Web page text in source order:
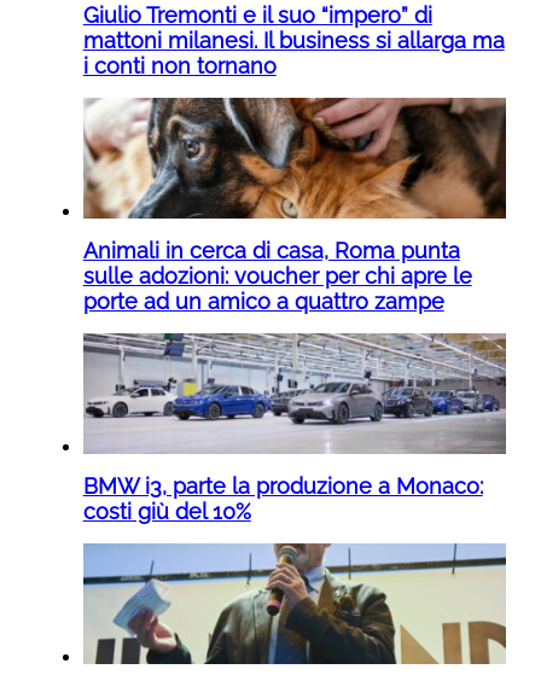
Giulio Tremonti e il suo “impero” di
mattoni milanesi. Il business si allarga ma
i conti non tornano
Animali in cerca di casa, Roma punta
sulle adozioni: voucher per chi apre le
porte ad un amico a quattro zampe
BMW i3, parte la produzione a Monaco:
costi giù del 10%